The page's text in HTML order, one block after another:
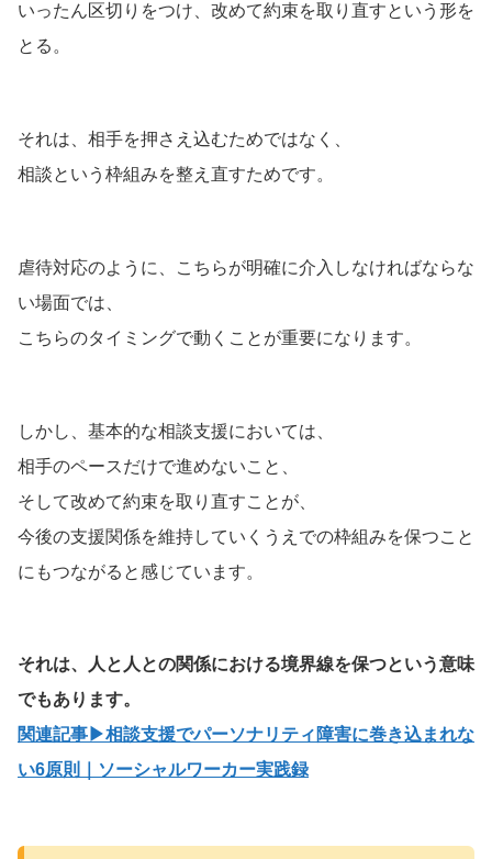
いったん区切りをつけ、改めて約束を取り直すという形を
とる。
それは、相手を押さえ込むためではなく、
相談という枠組みを整え直すためです。
虐待対応のように、こちらが明確に介入しなければならな
い場面では、
こちらのタイミングで動くことが重要になります。
しかし、基本的な相談支援においては、
相手のペースだけで進めないこと、
そして改めて約束を取り直すことが、
今後の支援関係を維持していくうえでの枠組みを保つこと
にもつながると感じています。
それは、人と人との関係における境界線を保つという意味
でもあります。
関連記事▶相談支援でパーソナリティ障害に巻き込まれな
い6原則｜ソーシャルワーカー実践録